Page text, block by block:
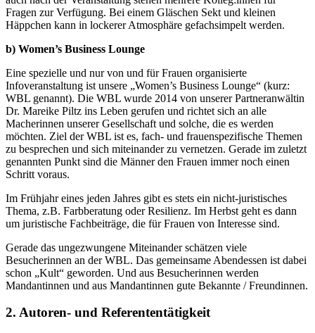
Fragen zur Verfügung. Bei einem Gläschen Sekt und kleinen
Häppchen kann in lockerer Atmosphäre gefachsimpelt werden.
b) Women’s Business Lounge
Eine spezielle und nur von und für Frauen organisierte
Infoveranstaltung ist unsere „Women’s Business Lounge“ (kurz:
WBL genannt). Die WBL wurde 2014 von unserer Partneranwältin
Dr. Mareike Piltz ins Leben gerufen und richtet sich an alle
Macherinnen unserer Gesellschaft und solche, die es werden
möchten. Ziel der WBL ist es, fach- und frauenspezifische Themen
zu besprechen und sich miteinander zu vernetzen. Gerade im zuletzt
genannten Punkt sind die Männer den Frauen immer noch einen
Schritt voraus.
Im Frühjahr eines jeden Jahres gibt es stets ein nicht-juristisches
Thema, z.B. Farbberatung oder Resilienz. Im Herbst geht es dann
um juristische Fachbeiträge, die für Frauen von Interesse sind.
Gerade das ungezwungene Miteinander schätzen viele
Besucherinnen an der WBL. Das gemeinsame Abendessen ist dabei
schon „Kult“ geworden. Und aus Besucherinnen werden
Mandantinnen und aus Mandantinnen gute Bekannte / Freundinnen.
2. Autoren- und Referententätigkeit